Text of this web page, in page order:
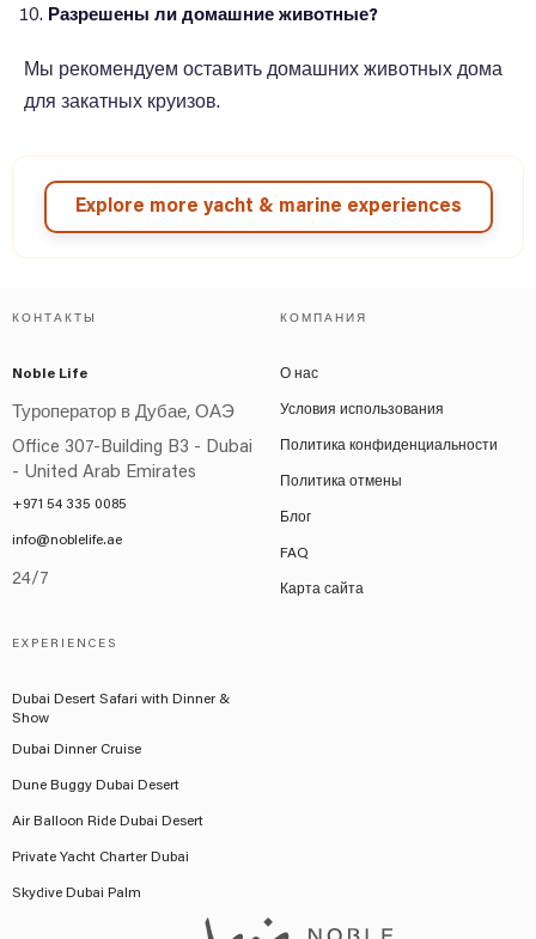
Разрешены ли домашние животные?
Мы рекомендуем оставить домашних животных дома
для закатных круизов.
Explore more yacht & marine experiences
КОНТАКТЫ
Noble Life
Туроператор в Дубае, ОАЭ
Office 307-Building B3 - Dubai
- United Arab Emirates
+971 54 335 0085
info@noblelife.ae
24/7
КОМПАНИЯ
О нас
Условия использования
Политика конфиденциальности
Политика отмены
Блог
FAQ
Карта сайта
EXPERIENCES
Dubai Desert Safari with Dinner &
Show
Dubai Dinner Cruise
Dune Buggy Dubai Desert
Air Balloon Ride Dubai Desert
Private Yacht Charter Dubai
Skydive Dubai Palm